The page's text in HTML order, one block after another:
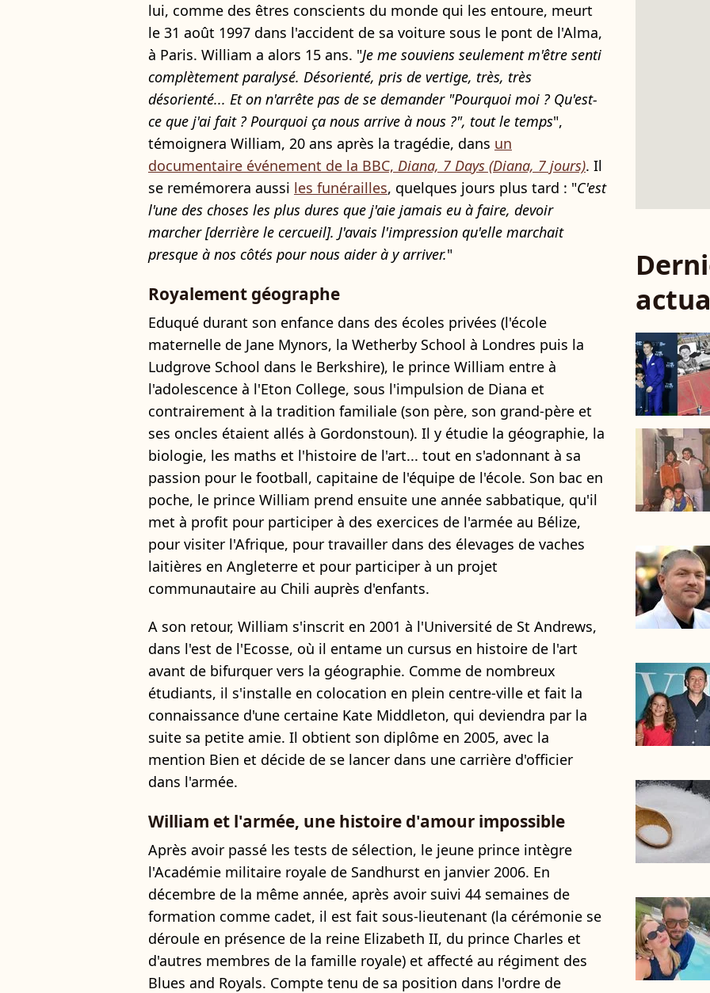
lui, comme des êtres conscients du monde qui les entoure, meurt
le 31 août 1997 dans l'accident de sa voiture sous le pont de l'Alma,
à Paris. William a alors 15 ans. "Je me souviens seulement m'être senti
complètement paralysé. Désorienté, pris de vertige, très, très
désorienté... Et on n'arrête pas de se demander "Pourquoi moi ? Qu'est-
ce que j'ai fait ? Pourquoi ça nous arrive à nous ?", tout le temps",
témoignera William, 20 ans après la tragédie, dans un
documentaire événement de la BBC, Diana, 7 Days (Diana, 7 jours). Il
se remémorera aussi les funérailles, quelques jours plus tard : "C'est
l'une des choses les plus dures que j'aie jamais eu à faire, devoir
marcher [derrière le cercueil]. J'avais l'impression qu'elle marchait
presque à nos côtés pour nous aider à y arriver."
Royalement géographe
Eduqué durant son enfance dans des écoles privées (l'école
maternelle de Jane Mynors, la Wetherby School à Londres puis la
Ludgrove School dans le Berkshire), le prince William entre à
l'adolescence à l'Eton College, sous l'impulsion de Diana et
contrairement à la tradition familiale (son père, son grand-père et
ses oncles étaient allés à Gordonstoun). Il y étudie la géographie, la
biologie, les maths et l'histoire de l'art... tout en s'adonnant à sa
passion pour le football, capitaine de l'équipe de l'école. Son bac en
poche, le prince William prend ensuite une année sabbatique, qu'il
met à profit pour participer à des exercices de l'armée au Bélize,
pour visiter l'Afrique, pour travailler dans des élevages de vaches
laitières en Angleterre et pour participer à un projet
communautaire au Chili auprès d'enfants.
A son retour, William s'inscrit en 2001 à l'Université de St Andrews,
dans l'est de l'Ecosse, où il entame un cursus en histoire de l'art
avant de bifurquer vers la géographie. Comme de nombreux
étudiants, il s'installe en colocation en plein centre-ville et fait la
connaissance d'une certaine Kate Middleton, qui deviendra par la
suite sa petite amie. Il obtient son diplôme en 2005, avec la
mention Bien et décide de se lancer dans une carrière d'officier
dans l'armée.
William et l'armée, une histoire d'amour impossible
Après avoir passé les tests de sélection, le jeune prince intègre
l'Académie militaire royale de Sandhurst en janvier 2006. En
décembre de la même année, après avoir suivi 44 semaines de
formation comme cadet, il est fait sous-lieutenant (la cérémonie se
déroule en présence de la reine Elizabeth II, du prince Charles et
d'autres membres de la famille royale) et affecté au régiment des
Blues and Royals. Compte tenu de sa position dans l'ordre de